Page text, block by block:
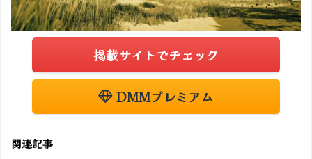
掲載サイトでチェック
DMMプレミアム
関連記事